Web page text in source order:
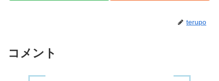
terupo
コメント